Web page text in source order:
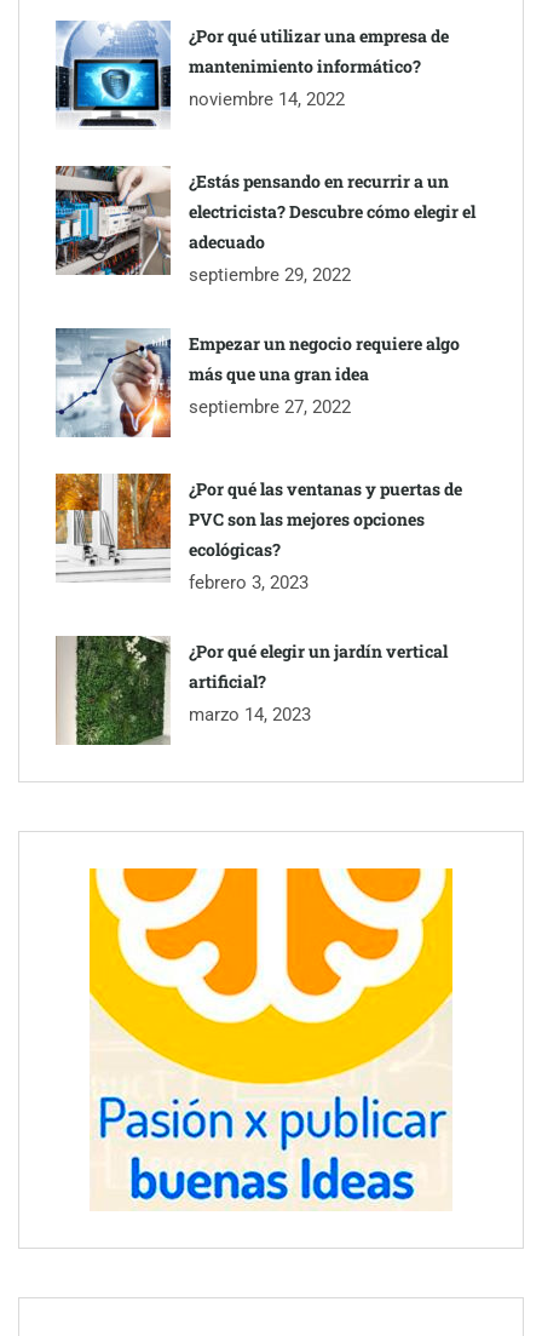
todo su catálogo de perfumes de equivalencia
Toro Tapas inaugura su Raw Bar: una experiencia desde
mediodía hasta el anochecer con cocina abierta
¿Por qué utilizar una empresa de
mantenimiento informático?
noviembre 14, 2022
¿Estás pensando en recurrir a un
electricista? Descubre cómo elegir el
adecuado
septiembre 29, 2022
Empezar un negocio requiere algo
más que una gran idea
septiembre 27, 2022
¿Por qué las ventanas y puertas de
PVC son las mejores opciones
ecológicas?
febrero 3, 2023
¿Por qué elegir un jardín vertical
artificial?
marzo 14, 2023